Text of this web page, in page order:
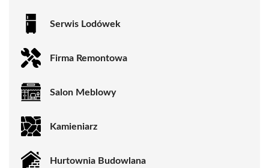
Serwis Lodówek
Firma Remontowa
Salon Meblowy
Kamieniarz
Hurtownia Budowlana